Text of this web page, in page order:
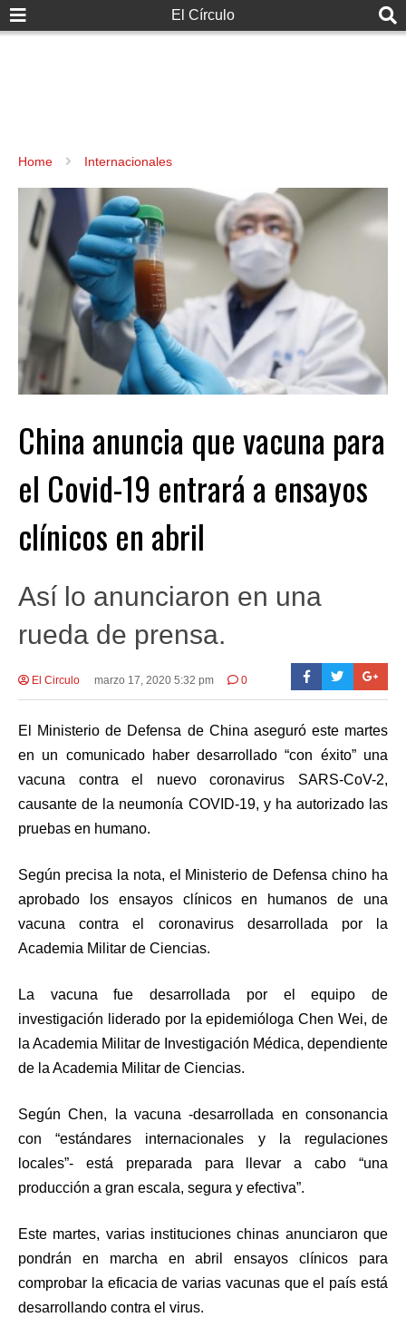
El Círculo
Home Internacionales
China anuncia que vacuna para
el Covid-19 entrará a ensayos
clínicos en abril
Así lo anunciaron en una
rueda de prensa.
El Circulo marzo 17, 2020 5:32 pm 0
El Ministerio de Defensa de China aseguró este martes
en un comunicado haber desarrollado “con éxito” una
vacuna contra el nuevo coronavirus SARS-CoV-2,
causante de la neumonía COVID-19, y ha autorizado las
pruebas en humano.
Según precisa la nota, el Ministerio de Defensa chino ha
aprobado los ensayos clínicos en humanos de una
vacuna contra el coronavirus desarrollada por la
Academia Militar de Ciencias.
La vacuna fue desarrollada por el equipo de
investigación liderado por la epidemióloga Chen Wei, de
la Academia Militar de Investigación Médica, dependiente
de la Academia Militar de Ciencias.
Según Chen, la vacuna -desarrollada en consonancia
con “estándares internacionales y la regulaciones
locales”- está preparada para llevar a cabo “una
producción a gran escala, segura y efectiva”.
Este martes, varias instituciones chinas anunciaron que
pondrán en marcha en abril ensayos clínicos para
comprobar la eficacia de varias vacunas que el país está
desarrollando contra el virus.